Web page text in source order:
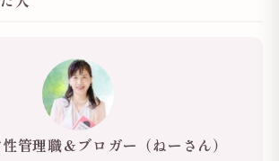
管理職＆ブロガー（ねーさん）